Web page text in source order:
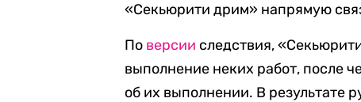
«Секьюрити дрим» напрямую
По версии следствия,
выполнение неких работ, после
об их выполнении. В результате